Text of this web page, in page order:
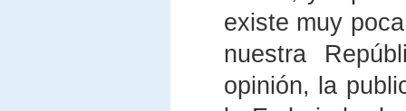
existe muy
nuestra
opinión, la